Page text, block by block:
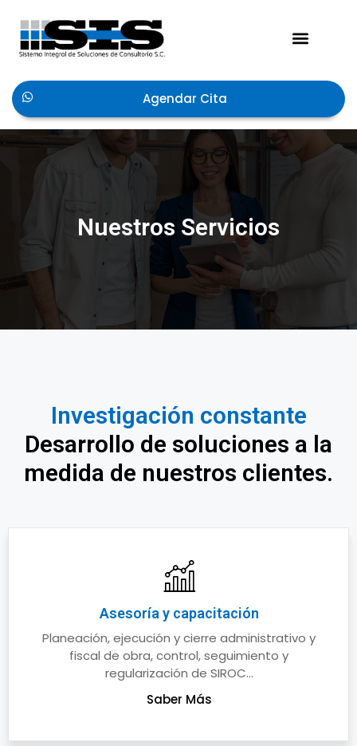
Agendar Cita
Nuestros Servicios
Investigación constante
Desarrollo de soluciones a la
medida de nuestros clientes.
Asesoría y capacitación
Planeación, ejecución y cierre administrativo y
fiscal de obra, control, seguimiento y
regularización de SIROC...
Saber Más